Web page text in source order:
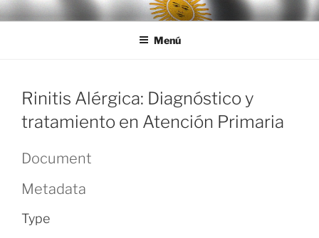
Ir
al
LEGISALUD
Menú
Rinitis Alérgica: Diagnóstico y
tratamiento en Atención Primaria
Document
Metadata
Type